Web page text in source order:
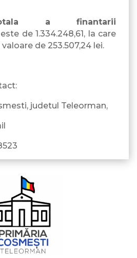
a finantarii
este de 1.334.248,61, la care
de 253.507,24 lei.
judetul Teleorman,